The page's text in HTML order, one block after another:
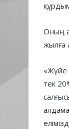
Оның
жылға
«Жүйе
тек